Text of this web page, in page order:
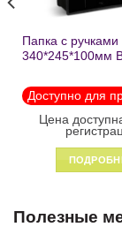
Папка с
340*245*100мм
молнии1246
Доступно для
Цена
Полезные